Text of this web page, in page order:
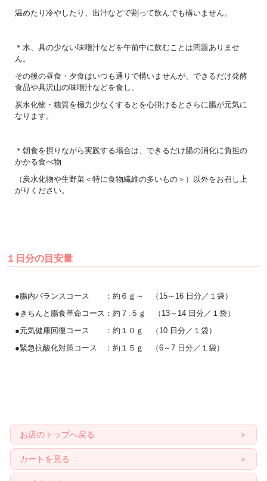
温めたり冷やしたり、出汁などで割って飲んでも構いません。
＊水、具の少ない味噌汁などを午前中に飲むことは問題ありませ
ん。
その後の昼食・夕食はいつも通りで構いませんが、できるだけ発酵
食品や具沢山の味噌汁などを食し、
炭水化物・糖質を極力少なくするとを心掛けるとさらに腸が元気に
なります。
＊朝食を摂りながら実践する場合は、できるだけ腸の消化に負担の
かかる食べ物
（炭水化物や生野菜＜特に食物繊維の多いもの＞）以外をお召し上
がりください。
１日分の目安量
●腸内バランスコース ：約６ｇ～ （15～16 日分／１袋）
●きちんと腸食革命コース：約７.５ｇ （13～14 日分／１袋）
●元気健康回復コース ：約１０ｇ （10 日分／１袋）
●緊急抗酸化対策コース ：約１５ｇ （6～7 日分／１袋）
お店のトップへ戻る
カートを見る